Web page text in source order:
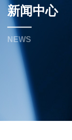
上海叶拓科技有限公司
新闻中心
NEWS